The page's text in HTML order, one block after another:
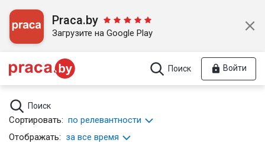
Praca.by
Загрузите на Google Play
Поиск Войти
Поиск
Сортировать: по релевантности
Отображать: за все время